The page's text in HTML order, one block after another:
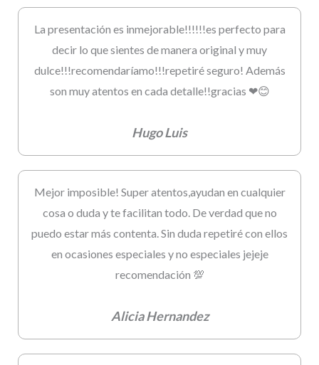
La presentación es inmejorable!!!!!!es perfecto para
decir lo que sientes de manera original y muy
dulce!!!recomendaríamo!!!repetiré seguro! Además
son muy atentos en cada detalle!!gracias ❤😊
Hugo Luis
Mejor imposible! Super atentos,ayudan en cualquier
cosa o duda y te facilitan todo. De verdad que no
puedo estar más contenta. Sin duda repetiré con ellos
en ocasiones especiales y no especiales jejeje
recomendación 💯
Alicia Hernandez